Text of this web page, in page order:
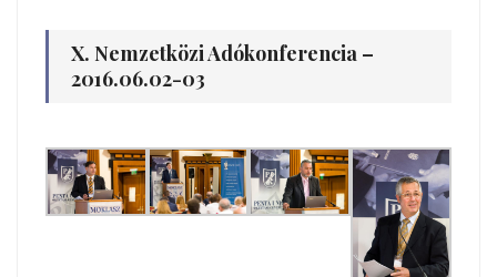
X. Nemzetközi Adókonferencia –
2016.06.02-03